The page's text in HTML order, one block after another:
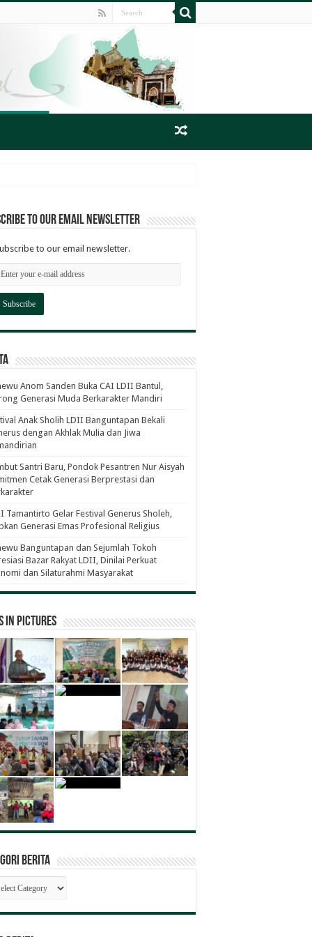
to our email newsletter
to our email newsletter.
Anom Sanden Buka CAI LDII Bantul,
Generasi Muda Berkarakter Mandiri
Anak Sholih LDII Banguntapan Bekali
dengan Akhlak Mulia dan Jiwa
Santri Baru, Pondok Pesantren Nur Aisyah
Cetak Generasi Berprestasi dan
Tamantirto Gelar Festival Generus Sholeh,
Generasi Emas Profesional Religius
Banguntapan dan Sejumlah Tokoh
Bazar Rakyat LDII, Dinilai Perkuat
dan Silaturahmi Masyarakat
in Pictures
Berita